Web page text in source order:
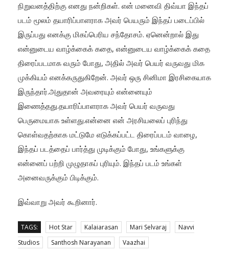
நிறுவனத்திற்கு எனது நன்றிகள். என் மனைவி திவ்யா இந்தப்
படம் மூலம் தயாரிப்பாளராக அவர் பெயரும் இந்தப் படைப்பில்
இருப்பது எனக்கு மிகப்பெரிய சந்தோசம். ஏனென்றால் இது
என்னுடைய வாழ்க்கைக் கதை, என்னுடைய வாழ்க்கைக் கதை
திரைப்படமாக வரும் போது, அதில் அவர் பெயர் வருவது மிக
முக்கியம் எனக்கருதுகிறேன். அவர் ஒரு சினிமா இரசிகையாக
இருந்தார்.அதுதான் அவரையும் என்னையும்
இணைத்தது.தயாரிப்பாளராக அவர் பெயர் வருவது
பெருமையாக உள்ளது.என்னை என் அரசியலைப் புரிந்து
கொள்வதற்காக மட்டுமே எடுக்கப்பட்ட திரைப்படம் வாழை,
இந்தப் படத்தைப் பார்த்து முடிக்கும் போது, உங்களுக்கு
என்னைப் பற்றி முழுதாகப் புரியும். இந்தப் படம் உங்கள்
அனைவருக்கும் பிடிக்கும்.
இவ்வாறு அவர் கூறினார்.
TAGS: Hot Star Kalaiarasan Mari Selvaraj
Navvi
Studios
Santhosh Narayanan Vaazhai